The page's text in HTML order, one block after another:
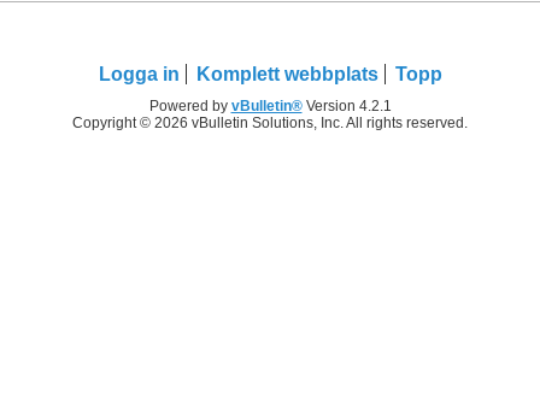
Logga in Komplett webbplats Topp
Powered by vBulletin®Version 4.2.1
Copyright © 2026 vBulletin Solutions, Inc. All rights reserved.